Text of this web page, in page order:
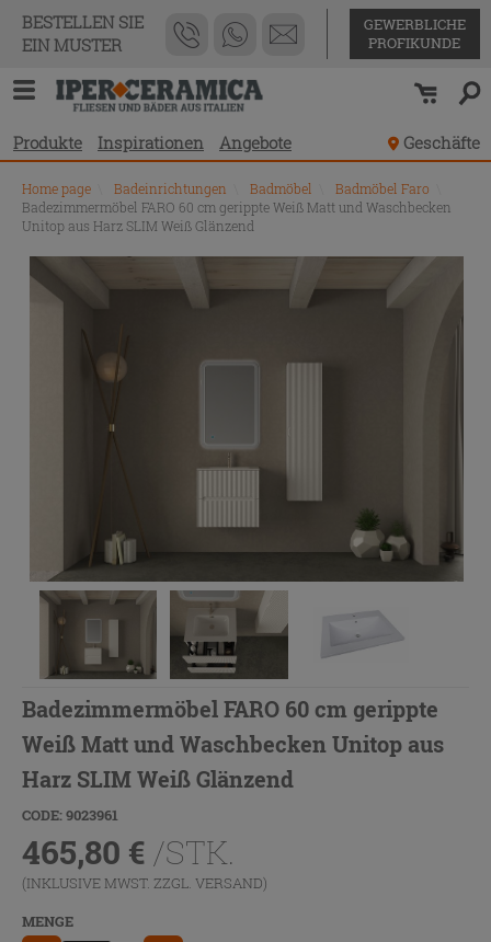
BESTELLEN SIE
EIN MUSTER
GEWERBLICHE
PROFIKUNDE
Produkte Inspirationen Angebote Geschäfte
Home page Badeinrichtungen Badmöbel Badmöbel Faro
Badezimmermöbel FARO 60 cm gerippte Weiß Matt und Waschbecken
Unitop aus Harz SLIM Weiß Glänzend
Badezimmermöbel FARO 60 cm gerippte
Weiß Matt und Waschbecken Unitop aus
Harz SLIM Weiß Glänzend
CODE: 9023961
465,80 € /STK.
(INKLUSIVE MWST. ZZGL. VERSAND)
MENGE